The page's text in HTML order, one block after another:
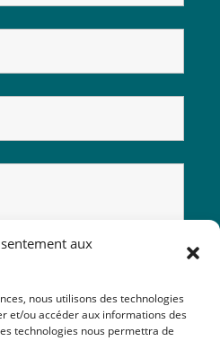
aux
nous utilisons des technologies
et/ou accéder aux informations des
technologies nous permettra de